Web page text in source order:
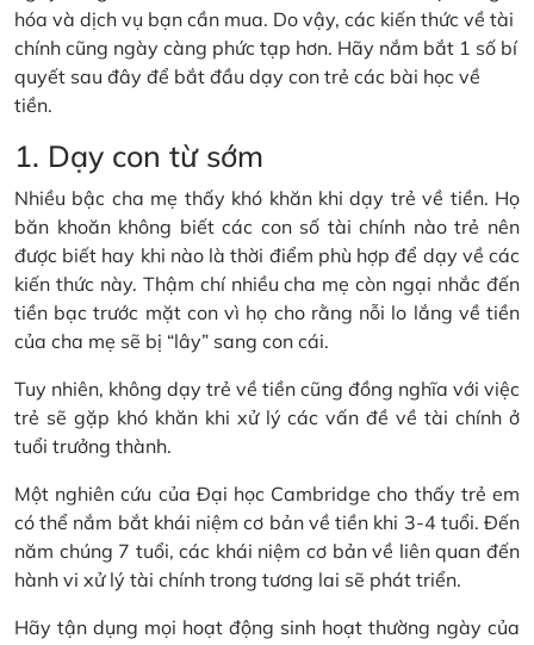
hóa và dịch vụ bạn cần mua. Do vậy, các kiến thức về tài
chính cũng ngày càng phức tạp hơn. Hãy nắm bắt 1 số bí
quyết sau đây để bắt đầu dạy con trẻ các bài học về
tiền.
1. Dạy con từ sớm
Nhiều bậc cha mẹ thấy khó khăn khi dạy trẻ về tiền. Họ
băn khoăn không biết các con số tài chính nào trẻ nên
được biết hay khi nào là thời điểm phù hợp để dạy về các
kiến thức này. Thậm chí nhiều cha mẹ còn ngại nhắc đến
tiền bạc trước mặt con vì họ cho rằng nỗi lo lắng về tiền
của cha mẹ sẽ bị “lây” sang con cái.
Tuy nhiên, không dạy trẻ về tiền cũng đồng nghĩa với việc
trẻ sẽ gặp khó khăn khi xử lý các vấn đề về tài chính ở
tuổi trưởng thành.
Một nghiên cứu của Đại học Cambridge cho thấy trẻ em
có thể nắm bắt khái niệm cơ bản về tiền khi 3-4 tuổi. Đến
năm chúng 7 tuổi, các khái niệm cơ bản về liên quan đến
hành vi xử lý tài chính trong tương lai sẽ phát triển.
Hãy tận dụng mọi hoạt động sinh hoạt thường ngày của